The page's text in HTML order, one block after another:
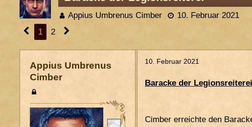
Appius Umbrenus Cimber 10. Februar 2021
1 2
Appius Umbrenus
Cimber
Pers. Status
10. Februar 2021
Baracke der Legionsreiterei
Cimber erreichte den